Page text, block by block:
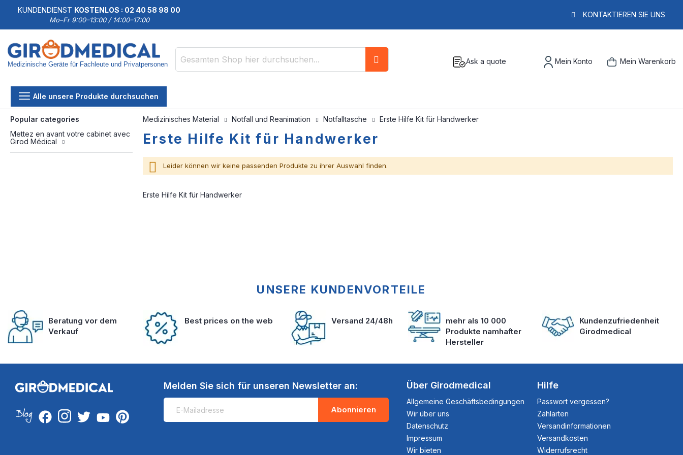
KUNDENDIENST KOSTENLOS : 02 40 58 98 00
Mo–Fr 9:00–13:00 / 14:00–17:00
KONTAKTIEREN SIE UNS
Medizinische Geräte für Fachleute und Privatpersonen Ask a quote Mein Konto Mein Warenkorb
Alle unsere Produkte durchsuchen
Medizinisches Material Notfall und Reanimation Notfalltasche Erste Hilfe Kit für Handwerker
Erste Hilfe Kit für Handwerker
Leider können wir keine passenden Produkte zu ihrer Auswahl finden.
Erste Hilfe Kit für Handwerker
Popular categories
Mettez en avant votre cabinet avec
Girod Médical
UNSERE KUNDENVORTEILE
Beratung vor dem
Verkauf
Best prices on the web Versand 24/48h
mehr als 10 000
Produkte namhafter
Hersteller
Kundenzufriedenheit
Girodmedical
Melden Sie sich für unseren Newsletter an:
Abonnieren
Über Girodmedical
Allgemeine Geschäftsbedingungen
Wir über uns
Datenschutz
Impressum
Wir bieten
Hilfe
Passwort vergessen?
Zahlarten
Versandinformationen
Versandkosten
Widerrufsrecht